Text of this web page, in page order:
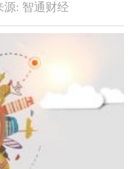
源: 智通财经